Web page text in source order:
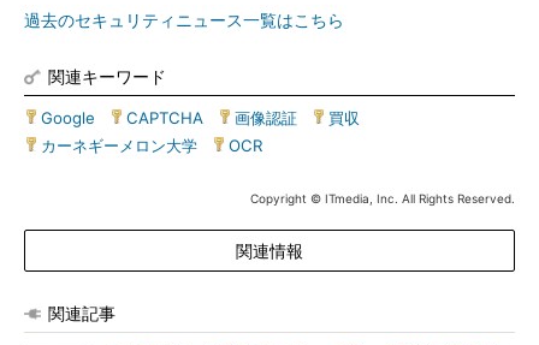
過去のセキュリティニュース一覧はこちら
関連キーワード
Google CAPTCHA 画像認証 買収
カーネギーメロン大学
OCR
Copyright © ITmedia, Inc. All Rights Reserved.
関連情報
関連記事